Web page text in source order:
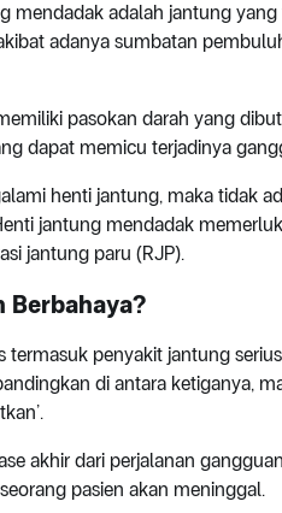
mendadak adalah jantung
adanya sumbatan
pasokan darah yang
dapat memicu terjadinya
henti jantung, maka tidak
jantung mendadak
jantung paru (RJP).
Berbahaya?
termasuk penyakit jantung
di antara ketiganya,
akhir dari perjalanan
pasien akan meninggal.